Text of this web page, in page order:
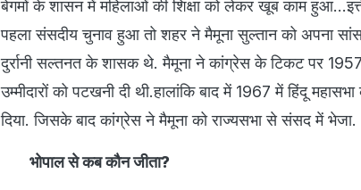
बेगमों के शासन में महिलाओं की शिक्षा को लेकर खूब काम
पहला संसदीय चुनाव हुआ तो शहर ने मैमूना सुल्तान को अपना
दुर्रानी सल्तनत के शासक थे. मैमूना ने कांग्रेस के टिकट पर
उम्मीदारों को पटखनी दी थी.हालांकि बाद में 1967 में हिंदू
दिया. जिसके बाद कांग्रेस ने मैमूना को राज्यसभा से संसद में भेजा.
भोपाल से कब कौन जीता?